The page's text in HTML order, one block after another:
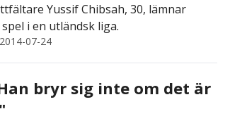
Yussif Chibsah, 30, lämnar
i en utländsk liga.
2014-07-24
bryr sig inte om det är